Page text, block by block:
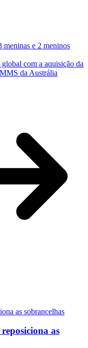
meninas e 2 meninos
com a aquisição da
da Austrália
as